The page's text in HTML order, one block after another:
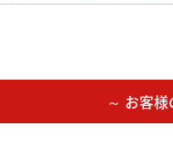
～ お客様